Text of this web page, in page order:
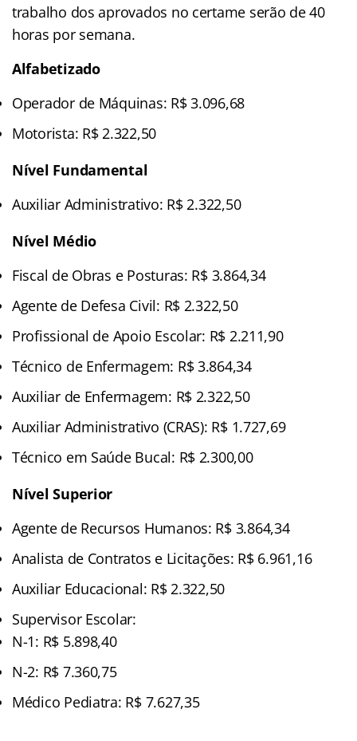
trabalho dos aprovados no certame serão de 40
horas por semana.
Alfabetizado
Operador de Máquinas: R$ 3.096,68
Motorista: R$ 2.322,50
Nível Fundamental
Auxiliar Administrativo: R$ 2.322,50
Nível Médio
Fiscal de Obras e Posturas: R$ 3.864,34
Agente de Defesa Civil: R$ 2.322,50
Profissional de Apoio Escolar: R$ 2.211,90
Técnico de Enfermagem: R$ 3.864,34
Auxiliar de Enfermagem: R$ 2.322,50
Auxiliar Administrativo (CRAS): R$ 1.727,69
Técnico em Saúde Bucal: R$ 2.300,00
Nível Superior
Agente de Recursos Humanos: R$ 3.864,34
Analista de Contratos e Licitações: R$ 6.961,16
Auxiliar Educacional: R$ 2.322,50
Supervisor Escolar:
N-1: R$ 5.898,40
N-2: R$ 7.360,75
Médico Pediatra: R$ 7.627,35